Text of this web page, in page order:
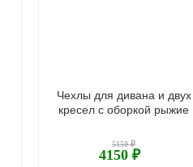
Чехлы для дивана и двух
кресел с оборкой рыжие
5150 ₽
4150 ₽